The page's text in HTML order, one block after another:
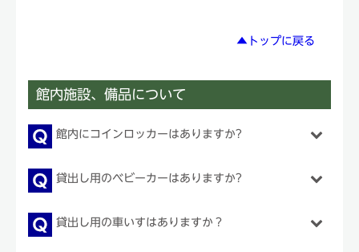
▲トップに戻る
館内施設、備品について
館内にコインロッカーはありますか?
貸出し用のベビーカーはありますか?
貸出し用の車いすはありますか？